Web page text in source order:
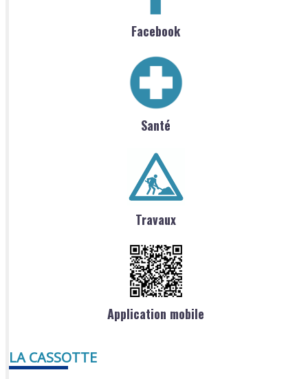
Facebook
Santé
Travaux
Application mobile
LA CASSOTTE